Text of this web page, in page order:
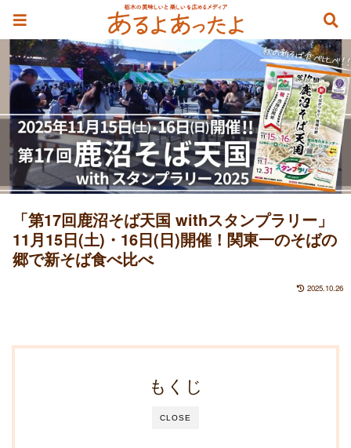
「第17回鹿沼そば天国 withスタンプラリー」
11月15日(土)・16日(日)開催！関東一のそばの
郷で新そば食べ比べ
2025.10.26
CLOSE
もくじ